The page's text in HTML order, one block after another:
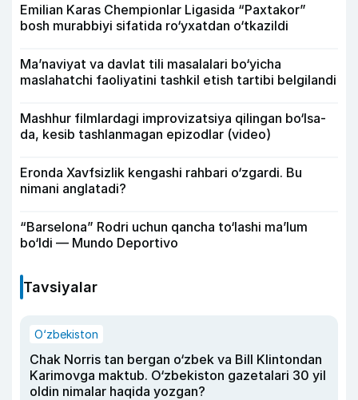
Emilian Karas Chempionlar Ligasida “Paxtakor”
bosh murabbiyi sifatida ro‘yxatdan o‘tkazildi
Ma’naviyat va davlat tili masalalari bo‘yicha
maslahatchi faoliyatini tashkil etish tartibi belgilandi
Mashhur filmlardagi improvizatsiya qilingan bo‘lsa-
da, kesib tashlanmagan epizodlar (video)
Eronda Xavfsizlik kengashi rahbari o‘zgardi. Bu
nimani anglatadi?
“Barselona” Rodri uchun qancha to‘lashi ma’lum
bo‘ldi — Mundo Deportivo
Tavsiyalar
O‘zbekiston
Chak Norris tan bergan o‘zbek va Bill Klintondan
Karimovga maktub. O‘zbekiston gazetalari 30 yil
oldin nimalar haqida yozgan?